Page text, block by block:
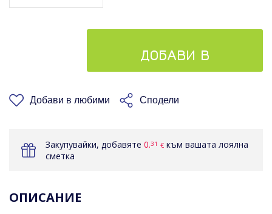
ДОБАВИ В
КОШНИЦАТА
Добави в любими Сподели
Закупувайки, добавяте 0.31 € към вашата лоялна
сметка
ОПИСАНИЕ